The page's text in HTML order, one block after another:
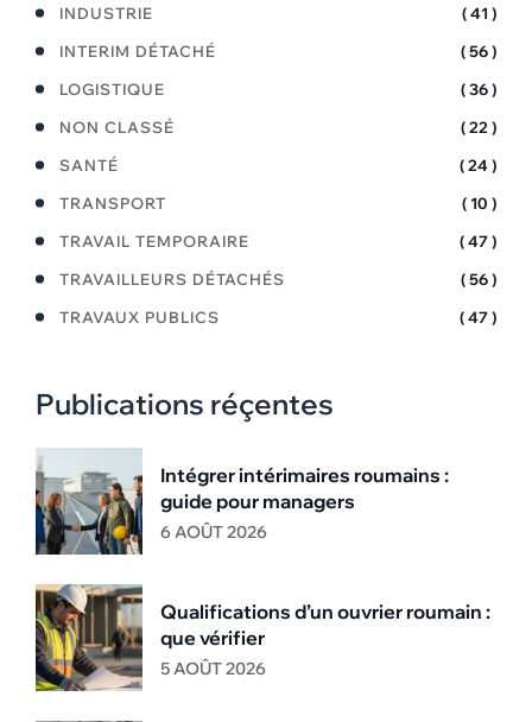
INDUSTRIE
( 41 )
INTERIM DÉTACHÉ
( 56 )
LOGISTIQUE
( 36 )
NON CLASSÉ
( 22 )
SANTÉ
( 24 )
TRANSPORT
( 10 )
TRAVAIL TEMPORAIRE
( 47 )
TRAVAILLEURS DÉTACHÉS
( 56 )
TRAVAUX PUBLICS
( 47 )
Publications réçentes
Intégrer intérimaires roumains :
guide pour managers
6 AOÛT 2026
Qualifications d’un ouvrier roumain :
que vérifier
5 AOÛT 2026